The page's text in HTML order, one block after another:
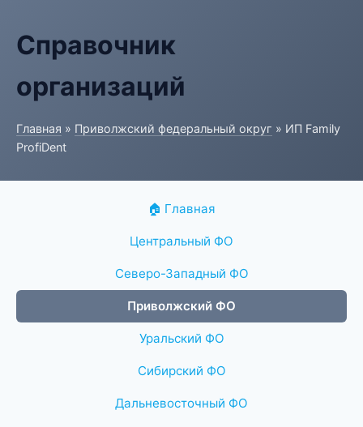
Справочник
организаций
Главная » Приволжский федеральный округ » ИП Family
ProfiDent
🏠 Главная
Центральный ФО
Северо-Западный ФО
Приволжский ФО
Уральский ФО
Сибирский ФО
Дальневосточный ФО